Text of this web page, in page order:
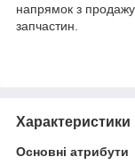
напрямок з
запчастин.
Характеристики
Основні атрибути